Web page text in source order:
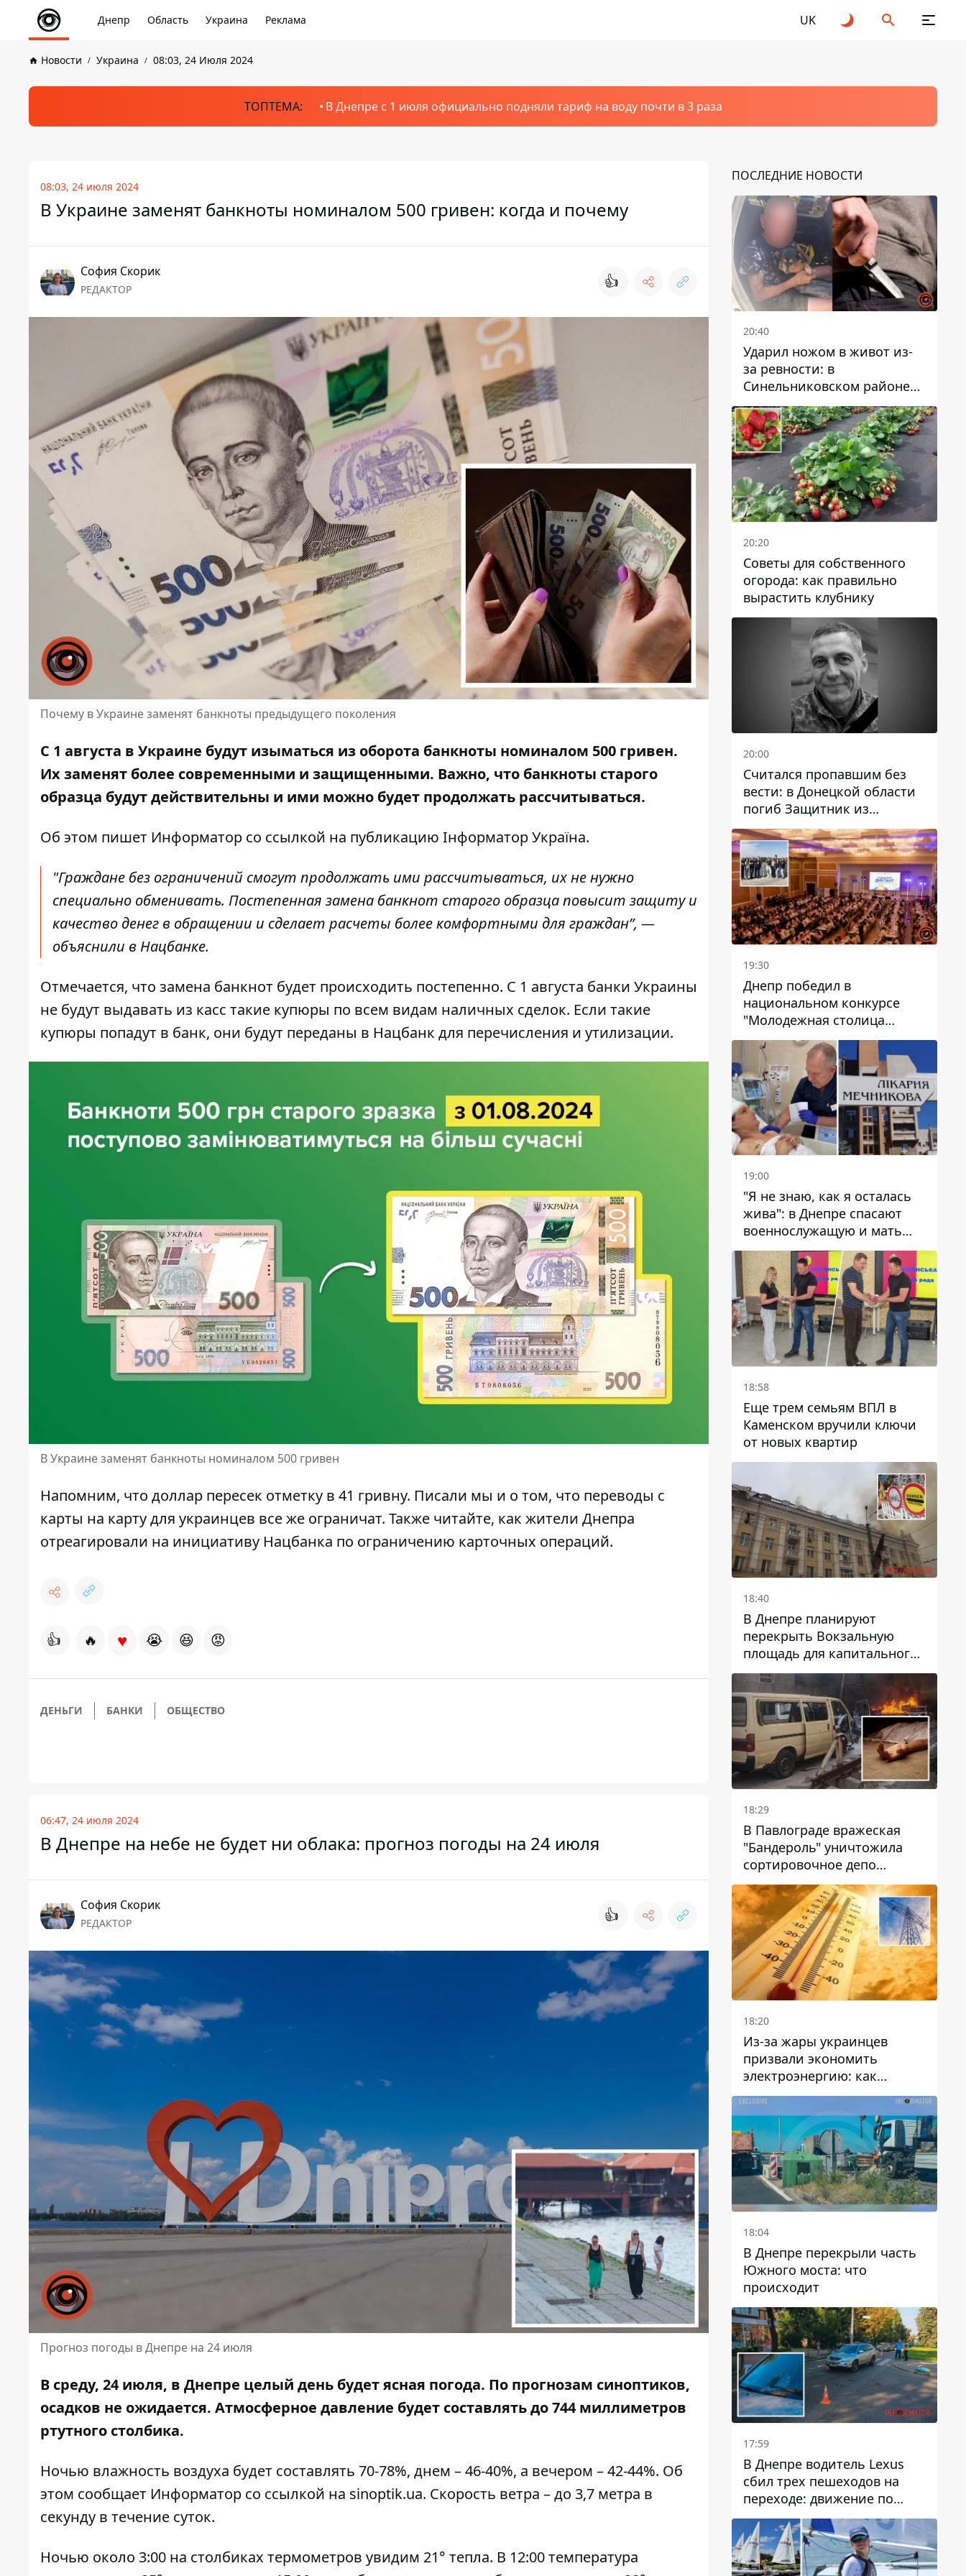
Днепр Область Украина Реклама UK
Новости Украина 08:03, 24 Июля 2024
ТОПТЕМА: В Днепре с 1 июля официально подняли тариф на воду почти в 3 раза
08:03, 24 июля 2024
В Украине заменят банкноты номиналом 500 гривен: когда и почему
София Скорик
РЕДАКТОР 👍
Почему в Украине заменят банкноты предыдущего поколения
С 1 августа в Украине будут изыматься из оборота банкноты номиналом 500 гривен.
Их заменят более современными и защищенными. Важно, что банкноты старого
образца будут действительны и ими можно будет продолжать рассчитываться.
Об этом пишет Информатор со ссылкой на публикацию Інформатор Україна.
"Граждане без ограничений смогут продолжать ими рассчитываться, их не нужно
специально обменивать. Постепенная замена банкнот старого образца повысит защиту и
качество денег в обращении и сделает расчеты более комфортными для граждан”, —
объяснили в Нацбанке.
Отмечается, что замена банкнот будет происходить постепенно. С 1 августа банки Украины
не будут выдавать из касс такие купюры по всем видам наличных сделок. Если такие
купюры попадут в банк, они будут переданы в Нацбанк для перечисления и утилизации.
В Украине заменят банкноты номиналом 500 гривен
Напомним, что доллар пересек отметку в 41 гривну. Писали мы и о том, что переводы с
карты на карту для украинцев все же ограничат. Также читайте, как жители Днепра
отреагировали на инициативу Нацбанка по ограничению карточных операций.
👍 🔥 ♥ 😭 😆 😡
ДЕНЬГИ БАНКИ ОБЩЕСТВО
06:47, 24 июля 2024
В Днепре на небе не будет ни облака: прогноз погоды на 24 июля
София Скорик
РЕДАКТОР 👍
Прогноз погоды в Днепре на 24 июля
В среду, 24 июля, в Днепре целый день будет ясная погода. По прогнозам синоптиков,
осадков не ожидается. Атмосферное давление будет составлять до 744 миллиметров
ртутного столбика.
Ночью влажность воздуха будет составлять 70-78%, днем ​​– 46-40%, а вечером – 42-44%. Об
этом сообщает Информатор со ссылкой на sinoptik.ua. Скорость ветра – до 3,7 метра в
секунду в течение суток.
Ночью около 3:00 на столбиках термометров увидим 21° тепла. В 12:00 температура
ПОСЛЕДНИЕ НОВОСТИ
20:40
Ударил ножом в живот из-
за ревности: в
Синельниковском районе
задержали 49-летнего
мужчину за убийство
20:20
Советы для собственного
огорода: как правильно
вырастить клубнику
20:00
Считался пропавшим без
вести: в Донецкой области
погиб Защитник из
Каменского Антон
Красовский
19:30
Днепр победил в
национальном конкурсе
"Молодежная столица
Украины – 2026"
19:00
"Я не знаю, как я осталась
жива": в Днепре спасают
военнослужащую и мать
четверых детей, которую
ранил КАБ
18:58
Еще трем семьям ВПЛ в
Каменском вручили ключи
от новых квартир
18:40
В Днепре планируют
перекрыть Вокзальную
площадь для капитального
ремонта дома, в который
попала вражеская ракета:
какие сроки
18:29
В Павлограде вражеская
"Бандероль" уничтожила
сортировочное депо
"Укрпошти" и убила двух
работниц
18:20
Из-за жары украинцев
призвали экономить
электроэнергию: как
избежать перегрузки сетей
18:04
В Днепре перекрыли часть
Южного моста: что
происходит
17:59
В Днепре водитель Lexus
сбил трех пешеходов на
переходе: движение по
проспекту Науки
затруднено